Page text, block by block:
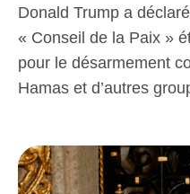
Donald Trump a
« Conseil de la Paix »
pour le désarmement
Hamas et d’autres